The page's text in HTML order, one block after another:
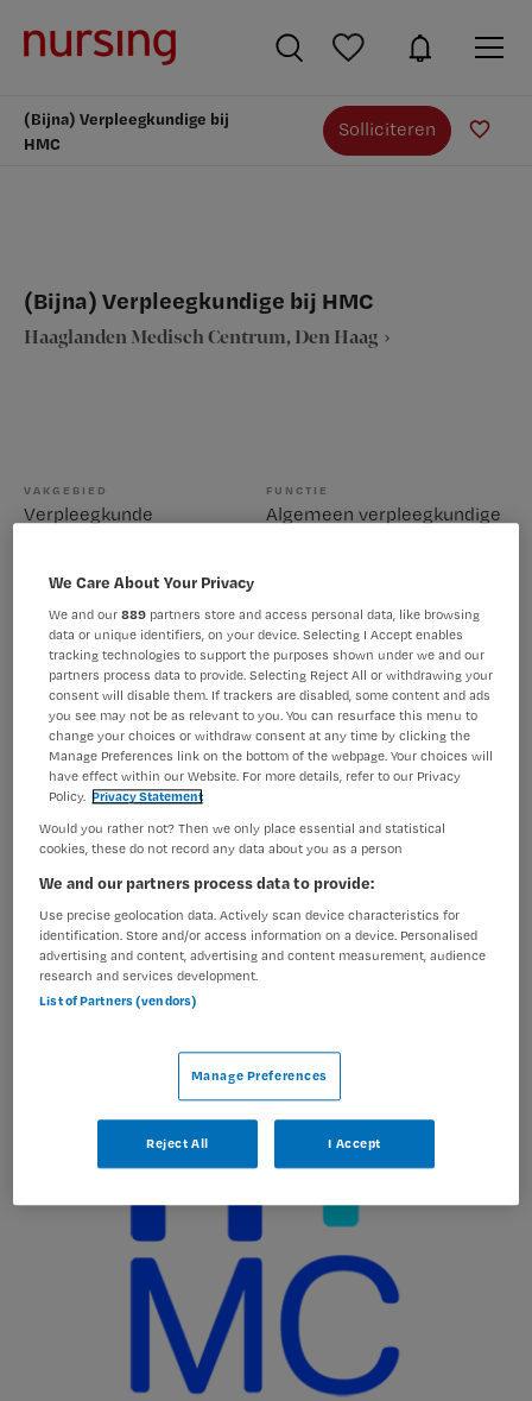
(Bijna) Verpleegkundige bij
HMC
Solliciteren
(Bijna) Verpleegkundige bij HMC
Haaglanden Medisch Centrum, Den Haag
VAKGEBIED
Verpleegkunde
FUNCTIE
Algemeen verpleegkundige
Ziekenhuis
PLAATSINGSDATUM
26 juni 2025
NIVEAU
HBO
ERVARING
Ervaren
DIENSTVERBAND
Fulltime
Vacature niet beschikbaar
Deze vacature (Bijna) Verpleegkundige bij HMC bij
Haaglanden Medisch Centrum is niet meer actueel.
Hieronder staan enkele vergelijkbare vacatures die voor
u wellicht interessant zijn.
We Care About Your Privacy
We and our889 partners store and access personal data, like browsing
data or unique identifiers, on your device. Selecting I Accept enables
tracking technologies to support the purposes shown under we and our
partners process data to provide. Selecting Reject All or withdrawing your
consent will disable them. If trackers are disabled, some content and ads
you see may not be as relevant to you. You can resurface this menu to
change your choices or withdraw consent at any time by clicking the
Manage Preferences link on the bottom of the webpage. Your choices will
have effect within our Website. For more details, refer to our Privacy
Policy. Privacy Statement
Would you rather not? Then we only place essential and statistical
cookies, these do not record any data about you as a person
We and our partners process data to provide:
Use precise geolocation data. Actively scan device characteristics for
identification. Store and/or access information on a device. Personalised
advertising and content, advertising and content measurement, audience
research and services development.
List of Partners (vendors)
Manage Preferences
Reject All I Accept